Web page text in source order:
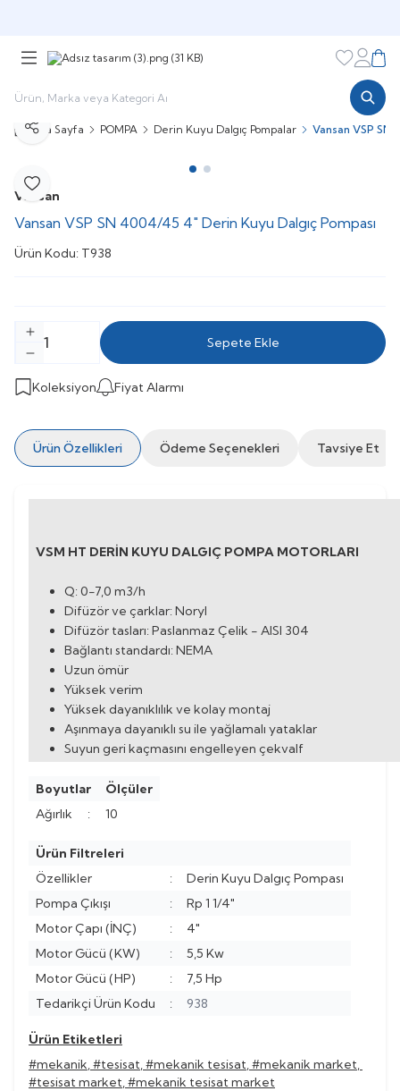
Favorilerim
Ana Sayfa POMPA Derin Kuyu Dalgıç Pompalar Vansan VSP SN
Favoriye Ekle
Paylaş
Vansan
Vansan VSP SN 4004/45 4" Derin Kuyu Dalgıç Pompası
Ürün Kodu: T938
Sepete Ekle
Koleksiyon Fiyat Alarmı
Ürün Özellikleri Ödeme Seçenekleri Tavsiye Et
VSM HT DERİN KUYU DALGIÇ POMPA MOTORLARI
Q: 0-7,0 m3/h
Difüzör ve çarklar: Noryl
Difüzör tasları: Paslanmaz Çelik - AISI 304
Bağlantı standardı: NEMA
Uzun ömür
Yüksek verim
Yüksek dayanıklılık ve kolay montaj
Aşınmaya dayanıklı su ile yağlamalı yataklar
Suyun geri kaçmasını engelleyen çekvalf
Boyutlar
Ölçüler
Ağırlık
: 10
Ürün Filtreleri
Özellikler
:
Derin Kuyu Dalgıç Pompası
Pompa Çıkışı
:
Rp 1 1/4"
Motor Çapı (İNÇ)
:
4"
Motor Gücü (KW)
:
5,5 Kw
Motor Gücü (HP)
:
7,5 Hp
Tedarikçi Ürün Kodu
: 938
Ürün Etiketleri
#mekanik,#tesisat,#mekanik tesisat,#mekanik market,
#tesisat market,#mekanik tesisat market